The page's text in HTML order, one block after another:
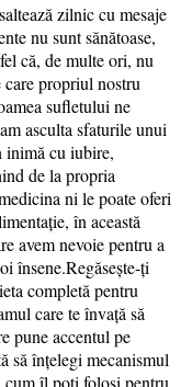
zilnic cu mesaje
nu sunt sănătoase,
că, de multe ori, nu
care propriul nostru
sufletului ne
asculta sfaturile unui
inimă cu iubire,
de la propria
ni le poate oferi
în această
avem nevoie pentru a
însene.Regăsește-ți
completă pentru
care te învață să
pune accentul pe
să înțelegi mecanismul
cum îl poți folosi pentru